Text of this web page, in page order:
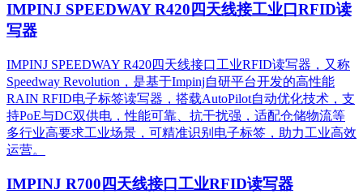
IMPINJ SPEEDWAY R420四天线接工业口RFID读
写器
IMPINJ SPEEDWAY R420四天线接口工业RFID读写器，又称
Speedway Revolution，是基于Impinj自研平台开发的高性能
RAIN RFID电子标签读写器，搭载AutoPilot自动优化技术，支
持PoE与DC双供电，性能可靠、抗干扰强，适配仓储物流等
多行业高要求工业场景，可精准识别电子标签，助力工业高效
运营。​
IMPINJ R700四天线接口工业RFID读写器